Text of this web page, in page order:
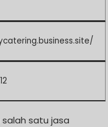
satu jasa